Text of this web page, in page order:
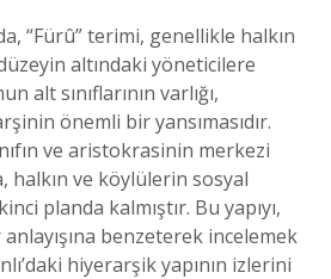
“Fürû” terimi, genellikle halkın
altındaki yöneticilere
alt sınıflarının varlığı,
önemli bir yansımasıdır.
ve aristokrasinin merkezi
halkın ve köylülerin sosyal
planda kalmıştır. Bu yapıyı,
benzeterek incelemek
hiyerarşik yapının izlerini